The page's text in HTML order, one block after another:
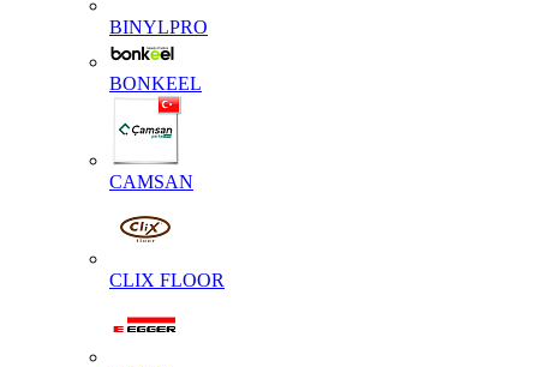
BINYLPRO
BONKEEL
CAMSAN
CLIX FLOOR